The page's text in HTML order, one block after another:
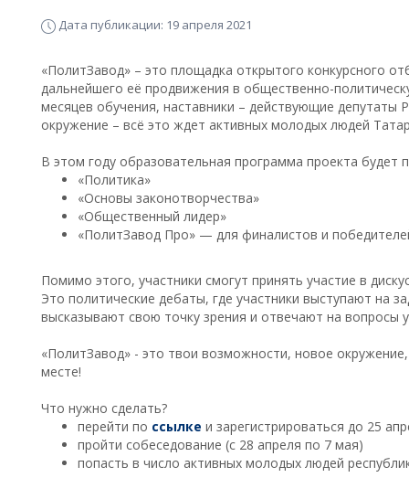
Дата публикации: 19 апреля 2021
«ПолитЗавод» – это площадка открытого конкурсного
дальнейшего её продвижения в общественно-
месяцев обучения, наставники – действующие депутаты
окружение – всё это ждет активных молодых людей
В этом году образовательная программа проекта будет
«Политика»
«Основы законотворчества»
«Общественный лидер»
«ПолитЗавод Про» — для финалистов и
Помимо этого, участники смогут принять участие в
Это политические дебаты, где участники выступают на
высказывают свою точку зрения и отвечают на вопросы
«ПолитЗавод» - это твои возможности, новое
месте!
Что нужно сделать?
перейти по ссылке и зарегистрироваться до 25
пройти собеседование (с 28 апреля по 7 мая)
попасть в число активных молодых людей